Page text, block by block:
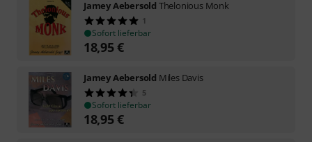
Jamey Aebersold Thelonious Monk
1
Sofort lieferbar
18,95€
Jamey Aebersold Miles Davis
5
Sofort lieferbar
18,95€